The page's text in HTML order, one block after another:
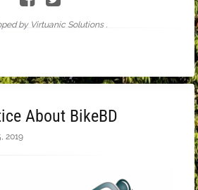
by Virtuanic Solutions .
About BikeBD
2019